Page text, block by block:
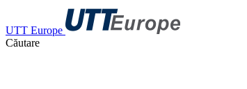
UTT Europe
Căutare